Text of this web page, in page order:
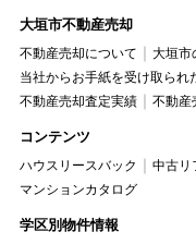
大垣市不動産売却
不動産売却について
大垣市
当社からお手紙を受け取られ
不動産売却査定実績
不動産
コンテンツ
ハウスリースバック 中古リ
マンションカタログ
学区別物件情報